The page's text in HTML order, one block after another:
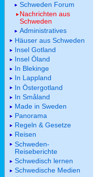
Schweden Forum
Nachrichten aus
Schweden
Administratives
Häuser aus Schweden
Insel Gotland
Insel Öland
In Blekinge
In Lappland
In Östergotland
In Småland
Made in Sweden
Panorama
Regeln & Gesetze
Reisen
Schweden-
Reiseberichte
Schwedisch lernen
Schwedische Medien